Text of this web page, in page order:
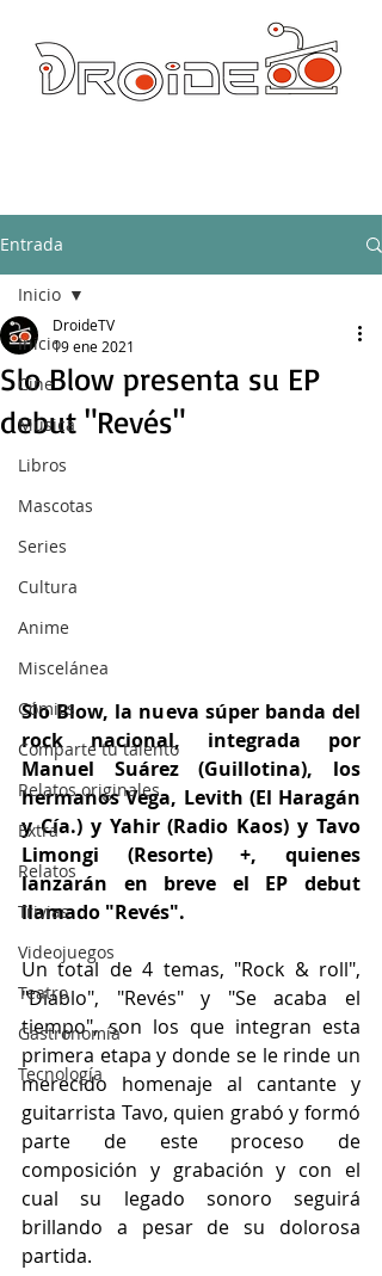
Entrada
Inicio
Cine
Música
Libros
Mascotas
Series
Cultura
Anime
Miscelánea
Cómics
Comparte tu talento
Relatos originales
Extra
Relatos
Trivias
Videojuegos
Teatro
Gastronomía
Tecnología
Inicio
Slo Blow presenta su EP
debut "Revés"
DroideTV
19 ene 2021
Slo Blow, la nueva súper banda del
rock nacional, integrada por
Manuel Suárez (Guillotina), los
hermanos Vega, Levith (El Haragán
y Cía.) y Yahir (Radio Kaos) y Tavo
Limongi (Resorte) +, quienes
lanzarán en breve el EP debut
llamado "Revés".
Un total de 4 temas, "Rock & roll",
"Diablo", "Revés" y "Se acaba el
tiempo", son los que integran esta
primera etapa y donde se le rinde un
merecido homenaje al cantante y
guitarrista Tavo, quien grabó y formó
parte de este proceso de
composición y grabación y con el
cual su legado sonoro seguirá
brillando a pesar de su dolorosa
partida.